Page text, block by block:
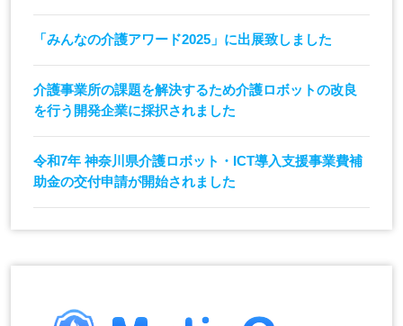
「みんなの介護アワード2025」に出展致しました
介護事業所の課題を解決するため介護ロボットの改良
を行う開発企業に採択されました
令和7年 神奈川県介護ロボット・ICT導入支援事業費補
助金の交付申請が開始されました